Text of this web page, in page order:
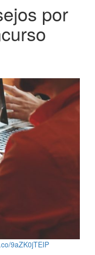
por
9aZK0jTEIP